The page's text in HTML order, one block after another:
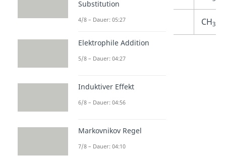
Decan CH3
Verzweigte Alkane
Substitution
4/8 – Dauer: 05:27
Elektrophile Addition
5/8 – Dauer: 04:27
Induktiver Effekt
6/8 – Dauer: 04:56
Markovnikov Regel
7/8 – Dauer: 04:10